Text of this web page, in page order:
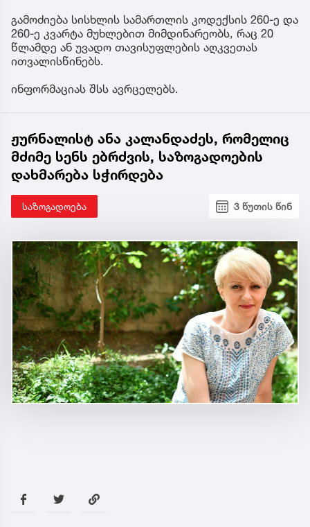
გამოძიება სისხლის სამართლის კოდექსის 260-ე და
260-ე კვარტა მუხლებით მიმდინარეობს, რაც 20
წლამდე ან უვადო თავისუფლების აღკვეთას
ითვალისწინებს.
ინფორმაციას შსს ავრცელებს.
ჟურნალისტ ანა კალანდაძეს, რომელიც
მძიმე სენს ებრძვის, საზოგადოების
დახმარება სჭირდება
საზოგადოება 3 წუთის წინ